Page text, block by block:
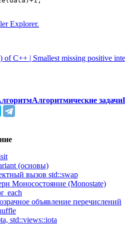
Explorer.
of C++ | Smallest missing positive
Алгоритмические задачи
(основы)
вызов std::swap
Моносостояние (Monostate)
объявление перечислений
std::views::iota